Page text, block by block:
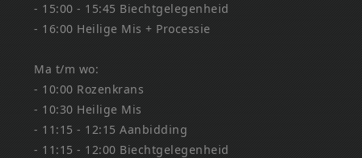
- 15:00 - 15:45 Biechtgelegenheid
- 16:00 Heilige Mis + Processie
Ma t/m wo:
- 10:00 Rozenkrans
- 10:30 Heilige Mis
- 11:15 - 12:15 Aanbidding
- 11:15 - 12:00 Biechtgelegenheid